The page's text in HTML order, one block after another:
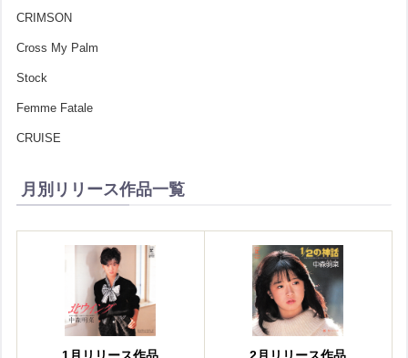
CRIMSON
Cross My Palm
Stock
Femme Fatale
CRUISE
月別リリース作品一覧